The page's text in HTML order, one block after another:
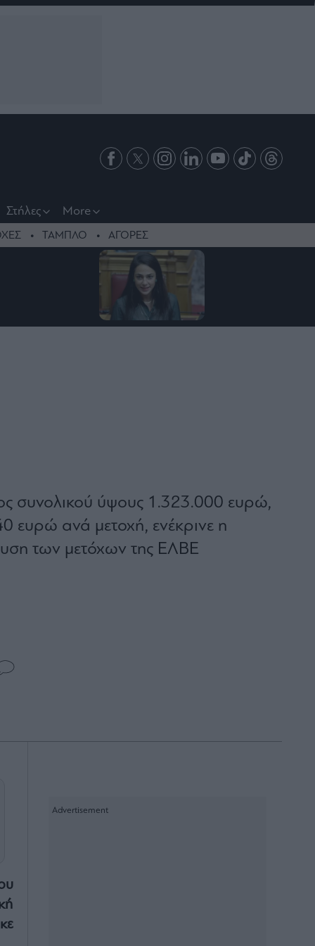
Στήλες More
ΤΑΜΠΛΟ ΑΓΟΡΕΣ
συνολικού ύψους 1.323.000 ευρώ,
ευρώ ανά μετοχή, ενέκρινε η
των μετόχων της ΕΛΒΕ